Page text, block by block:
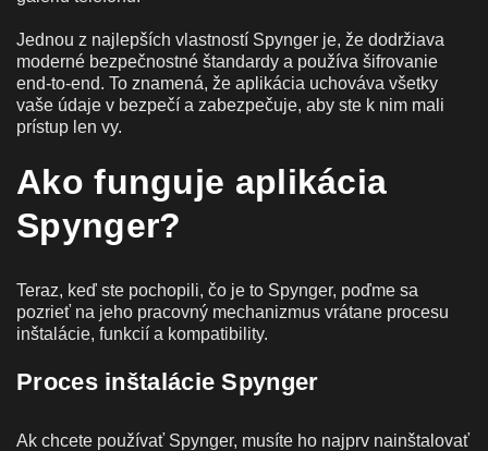
Jednou z najlepších vlastností Spynger je, že dodržiava
moderné bezpečnostné štandardy a používa šifrovanie
end-to-end. To znamená, že aplikácia uchováva všetky
vaše údaje v bezpečí a zabezpečuje, aby ste k nim mali
prístup len vy.
Ako funguje aplikácia
Spynger?
Teraz, keď ste pochopili, čo je to Spynger, poďme sa
pozrieť na jeho pracovný mechanizmus vrátane procesu
inštalácie, funkcií a kompatibility.
Proces inštalácie Spynger
Ak chcete používať Spynger, musíte ho najprv nainštalovať